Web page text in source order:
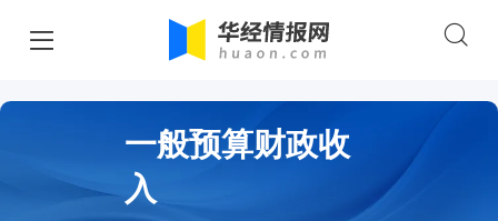
一般预算财政收
入